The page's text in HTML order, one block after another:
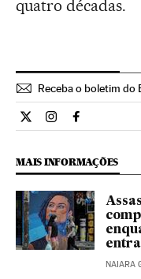
quatro décadas.
Receba o boletim do
Internacional El País
Internacional El
MAIS INFORMAÇÕES
NAIARA